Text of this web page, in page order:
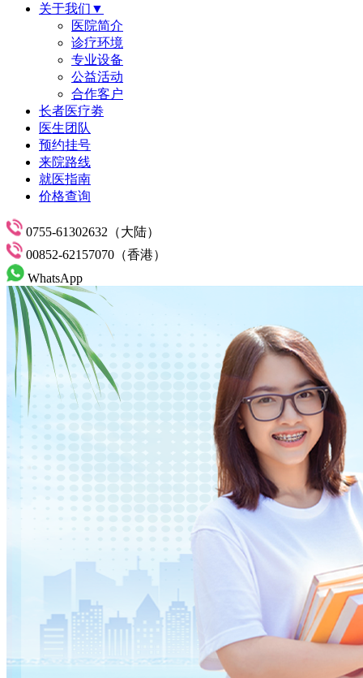
关于我们▼
医院简介
诊疗环境
专业设备
公益活动
合作客户
长者医疗劵
医生团队
预约挂号
来院路线
就医指南
价格查询
0755-61302632（大陆）
00852-62157070（香港）
WhatsApp